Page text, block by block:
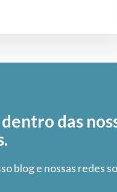
das
blog e nossas redes